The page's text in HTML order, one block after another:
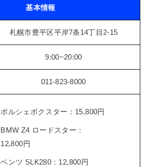
基本情報
札幌市豊平区平岸7条14丁目2-15
9:00~20:00
011-823-8000
ポルシェボクスター：15,800円
BMW Z4 ロードスター：
12,800円
ベンツ SLK280：12,800円